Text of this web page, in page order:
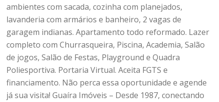
ambientes com sacada, cozinha com planejados,
lavanderia com armários e banheiro, 2 vagas de
garagem indianas. Apartamento todo reformado. Lazer
completo com Churrasqueira, Piscina, Academia, Salão
de jogos, Salão de Festas, Playground e Quadra
Poliesportiva. Portaria Virtual. Aceita FGTS e
financiamento. Não perca essa oportunidade e agende
já sua visita! Guaíra Imóveis – Desde 1987, conectando